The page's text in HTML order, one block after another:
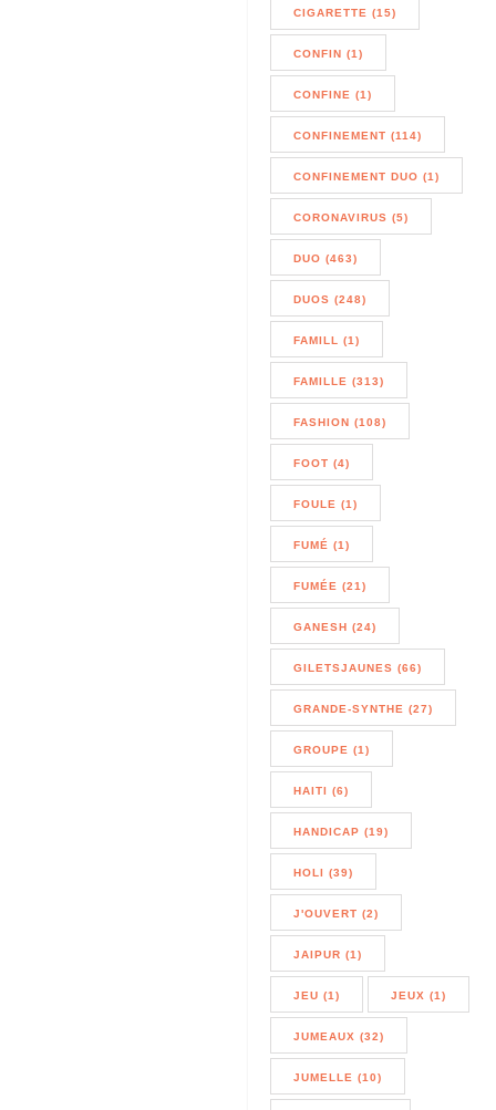
CIGARETTE (15)
CONFIN (1)
CONFINE (1)
CONFINEMENT (114)
CONFINEMENT DUO (1)
CORONAVIRUS (5)
DUO (463)
DUOS (248)
FAMILL (1)
FAMILLE (313)
FASHION (108)
FOOT (4)
FOULE (1)
FUMÉ (1)
FUMÉE (21)
GANESH (24)
GILETSJAUNES (66)
GRANDE-SYNTHE (27)
GROUPE (1)
HAITI (6)
HANDICAP (19)
HOLI (39)
J'OUVERT (2)
JAIPUR (1)
JEU (1) JEUX (1)
JUMEAUX (32)
JUMELLE (10)